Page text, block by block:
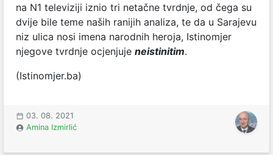
na N1 televiziji iznio tri netačne tvrdnje, od čega su
dvije bile teme naših ranijih analiza, te da u Sarajevu
niz ulica nosi imena narodnih heroja, Istinomjer
njegove tvrdnje ocjenjuje neistinitim.
(Istinomjer.ba)
03. 08. 2021
Amina Izmirlić